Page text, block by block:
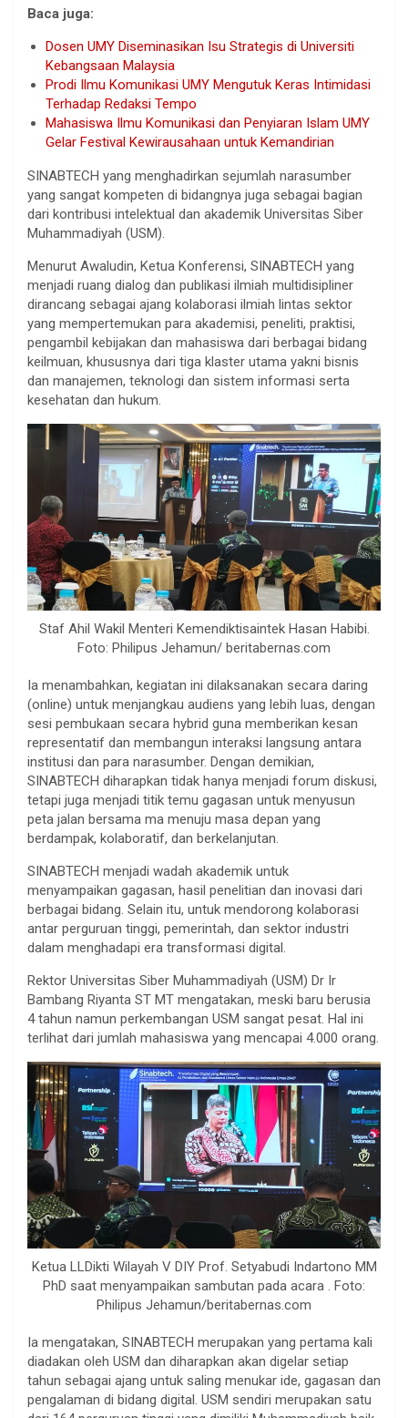
Baca juga:
Dosen UMY Diseminasikan Isu Strategis di Universiti
Kebangsaan Malaysia
Prodi Ilmu Komunikasi UMY Mengutuk Keras Intimidasi
Terhadap Redaksi Tempo
Mahasiswa Ilmu Komunikasi dan Penyiaran Islam UMY
Gelar Festival Kewirausahaan untuk Kemandirian
SINABTECH yang menghadirkan sejumlah narasumber
yang sangat kompeten di bidangnya juga sebagai bagian
dari kontribusi intelektual dan akademik Universitas Siber
Muhammadiyah (USM).
Menurut Awaludin, Ketua Konferensi, SINABTECH yang
menjadi ruang dialog dan publikasi ilmiah multidisipliner
dirancang sebagai ajang kolaborasi ilmiah lintas sektor
yang mempertemukan para akademisi, peneliti, praktisi,
pengambil kebijakan dan mahasiswa dari berbagai bidang
keilmuan, khususnya dari tiga klaster utama yakni bisnis
dan manajemen, teknologi dan sistem informasi serta
kesehatan dan hukum.
Staf Ahil Wakil Menteri Kemendiktisaintek Hasan Habibi.
Foto: Philipus Jehamun/ beritabernas.com
Ia menambahkan, kegiatan ini dilaksanakan secara daring
(online) untuk menjangkau audiens yang lebih luas, dengan
sesi pembukaan secara hybrid guna memberikan kesan
representatif dan membangun interaksi langsung antara
institusi dan para narasumber. Dengan demikian,
SINABTECH diharapkan tidak hanya menjadi forum diskusi,
tetapi juga menjadi titik temu gagasan untuk menyusun
peta jalan bersama ma menuju masa depan yang
berdampak, kolaboratif, dan berkelanjutan.
SINABTECH menjadi wadah akademik untuk
menyampaikan gagasan, hasil penelitian dan inovasi dari
berbagai bidang. Selain itu, untuk mendorong kolaborasi
antar perguruan tinggi, pemerintah, dan sektor industri
dalam menghadapi era transformasi digital.
Rektor Universitas Siber Muhammadiyah (USM) Dr Ir
Bambang Riyanta ST MT mengatakan, meski baru berusia
4 tahun namun perkembangan USM sangat pesat. Hal ini
terlihat dari jumlah mahasiswa yang mencapai 4.000 orang.
Ketua LLDikti Wilayah V DIY Prof. Setyabudi Indartono MM
PhD saat menyampaikan sambutan pada acara . Foto:
Philipus Jehamun/beritabernas.com
Ia mengatakan, SINABTECH merupakan yang pertama kali
diadakan oleh USM dan diharapkan akan digelar setiap
tahun sebagai ajang untuk saling menukar ide, gagasan dan
pengalaman di bidang digital. USM sendiri merupakan satu